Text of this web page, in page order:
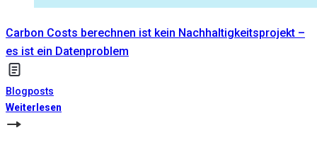
Carbon Costs berechnen ist kein Nachhaltigkeitsprojekt –
es ist ein Datenproblem
Blogposts
Weiterlesen